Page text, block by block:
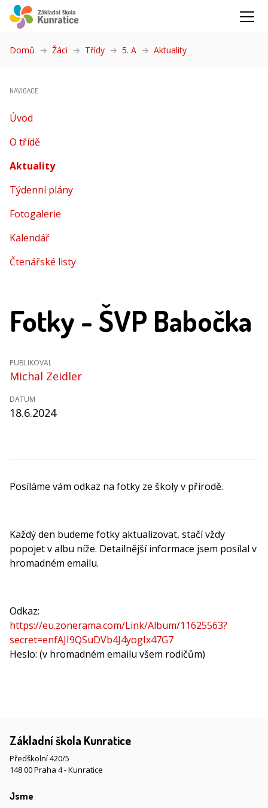
Domů Žáci Třídy 5. A Aktuality
NAVIGACE
Úvod
O třídě
Aktuality(aktuální)
Týdenní plány
Fotogalerie
Kalendář
Čtenářské listy
Fotky - ŠVP Babočka
PUBLIKOVAL
Michal Zeidler
DATUM
18.6.2024
Posíláme vám odkaz na fotky ze školy v přírodě.
Každý den budeme fotky aktualizovat, stačí vždy
popojet v albu níže. Detailnější informace jsem posílal v
hromadném emailu.
Odkaz:
https://eu.zonerama.com/Link/Album/11625563?
secret=enfAJI9QSuDVb4J4yogIx47G7
Heslo: (v hromadném emailu všem rodičům)
Základní škola Kunratice
Předškolní 420/5
148 00 Praha 4 - Kunratice
Jsme